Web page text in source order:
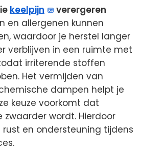
keelpijn
verergeren
en allergenen kunnen
waardoor je herstel langer
verblijven in een ruimte met
irriterende stoffen
Het vermijden van
dampen helpt je
keuze voorkomt dat
wordt. Hierdoor
en ondersteuning tijdens